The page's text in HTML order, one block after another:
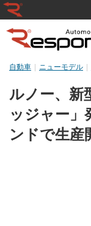
ルノー、新
ッジャー
ンドで生産
自動車 ニューモデル